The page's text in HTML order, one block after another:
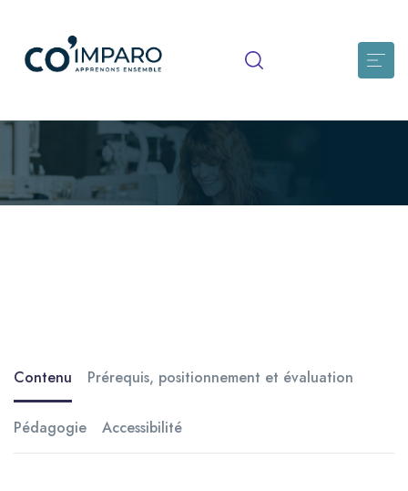
Contenu
Prérequis, positionnement et évaluation
Pédagogie Accessibilité